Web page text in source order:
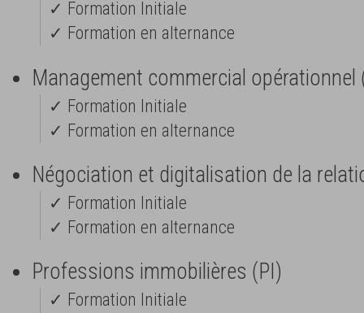
✓ Formation Initiale
✓ Formation en alternance
Management commercial opérationnel
✓ Formation Initiale
✓ Formation en alternance
Négociation et digitalisation de la
✓ Formation Initiale
✓ Formation en alternance
Professions immobilières (PI)
✓ Formation Initiale